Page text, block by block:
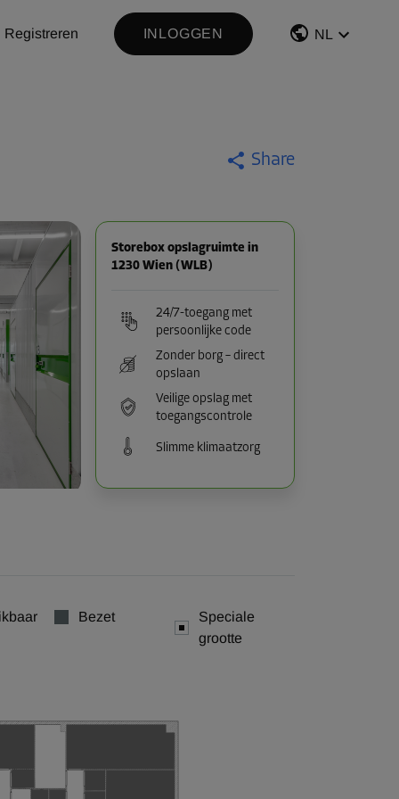
Registreren INLOGGEN NL
Share
Storebox opslagruimte in
1230 Wien (WLB)
24/7-toegang met
persoonlijke code
Zonder borg – direct
opslaan
Veilige opslag met
toegangscontrole
Slimme klimaatzorg
Bezet
Speciale
grootte